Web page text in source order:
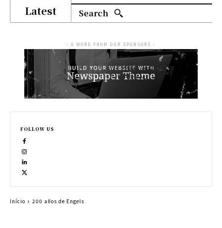
Latest Search
- A WORD FROM OUR SPONSORS -
FOLLOW US
Início 200 años de Engels